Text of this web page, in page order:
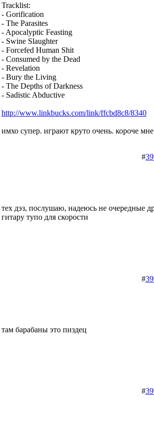
Tracklist:
- Gorification
- The Parasites
- Apocalyptic Feasting
- Swine Slaughter
- Forcefed Human Shit
- Consumed by the Dead
- Revelation
- Bury the Living
- The Depths of Darkness
- Sadistic Abductive
http://www.linkbucks.com/link/ffcbd8c8/8340
имхо супер. играют круто очень. короче
#
тех дэз, послушаю, надеюсь не очередные
гитару тупо для скорости
#
там барабаны это пиздец
#